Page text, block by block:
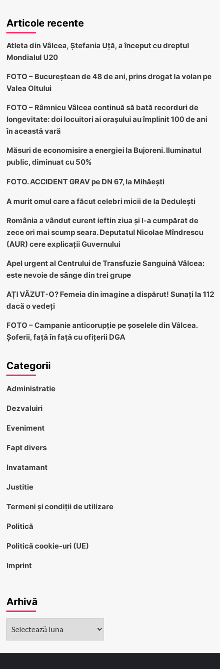
Articole recente
Atleta din Vâlcea, Ștefania Uță, a început cu dreptul
Mondialul U20
FOTO – Bucureștean de 48 de ani, prins drogat la volan pe
Valea Oltului
FOTO – Râmnicu Vâlcea continuă să bată recorduri de
longevitate: doi locuitori ai orașului au împlinit 100 de ani
în această vară
Măsuri de economisire a energiei la Bujoreni. Iluminatul
public, diminuat cu 50%
FOTO. ACCIDENT GRAV pe DN 67, la Mihăești
A murit omul care a făcut celebri micii de la Dedulești
România a vândut curent ieftin ziua și l-a cumpărat de
zece ori mai scump seara. Deputatul Nicolae Mîndrescu
(AUR) cere explicații Guvernului
Apel urgent al Centrului de Transfuzie Sanguină Vâlcea:
este nevoie de sânge din trei grupe
AȚI VĂZUT-O? Femeia din imagine a dispărut! Sunați la 112
dacă o vedeți
FOTO – Campanie anticorupție pe șoselele din Vâlcea.
Șoferii, față în față cu ofițerii DGA
Categorii
Administratie
Dezvaluiri
Eveniment
Fapt divers
Invatamant
Justitie
Termeni și condiții de utilizare
Politică
Politică cookie-uri (UE)
Imprint
Arhivă